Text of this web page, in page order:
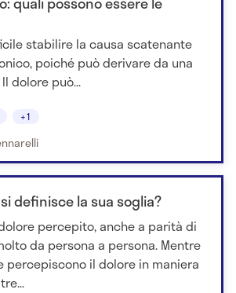
stabilire la causa scatenante
poiché può derivare da una
dolore può...
+1
definisce la sua soglia?
percepito, anche a parità di
da persona a persona. Mentre
percepiscono il dolore in maniera